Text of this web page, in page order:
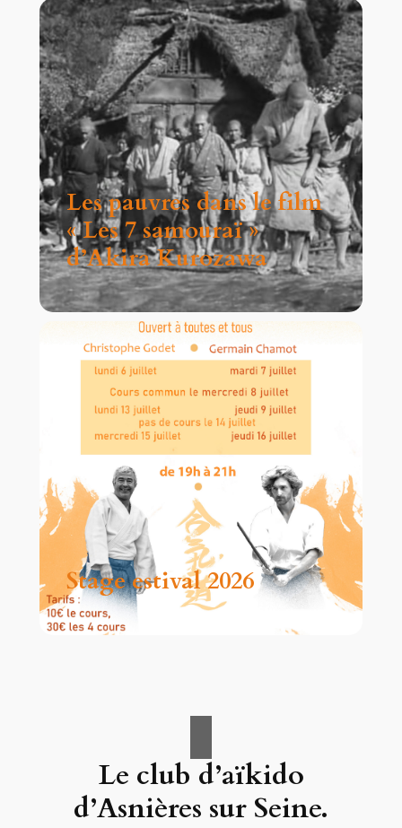
Les pauvres dans le film
« Les 7 samouraï »
d’Akira Kurozawa
Stage estival 2026
Le club d’aïkido
d’Asnières sur Seine.